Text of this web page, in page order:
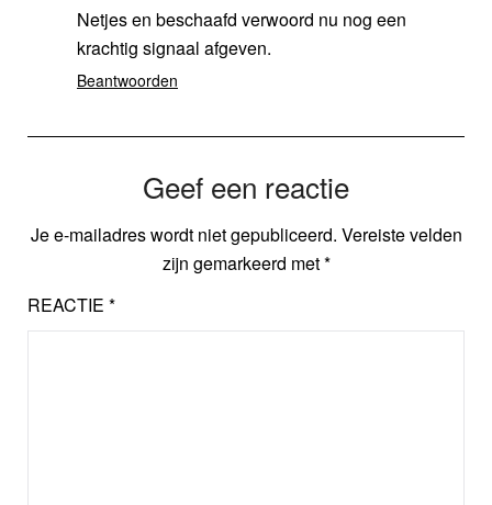
Netjes en beschaafd verwoord nu nog een
krachtig signaal afgeven.
Beantwoorden
Geef een reactie
Je e-mailadres wordt niet gepubliceerd. Vereiste velden
zijn gemarkeerd met*
REACTIE *